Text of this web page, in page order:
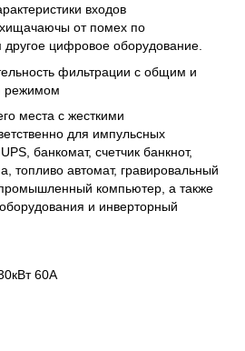
входов
от помех по
другое цифровое оборудование.
фильтрации с общим и
режимом
места с жесткими
для импульсных
банкомат, счетчик банкнот,
топливо автомат, гравировальный
компьютер, а также
и инверторный
60А